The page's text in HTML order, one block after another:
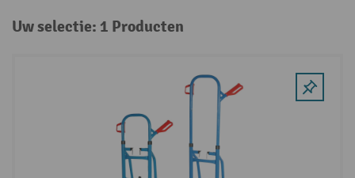
Uw selectie: 1 Producten